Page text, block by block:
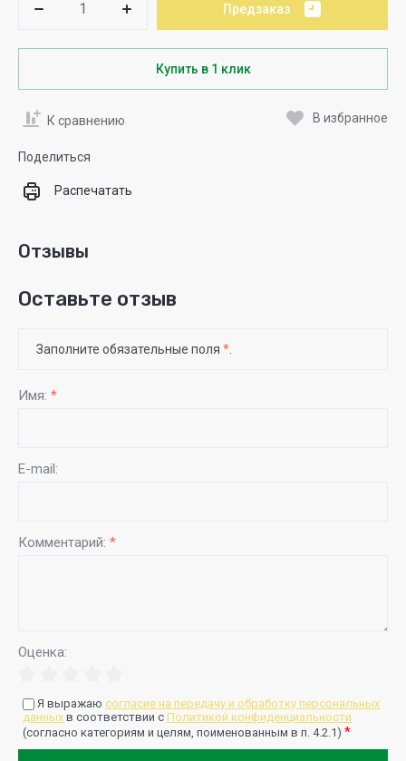
Предзаказ
Купить в 1 клик
К сравнению В избранное
Поделиться
Распечатать
Отзывы
Оставьте отзыв
Заполните обязательные поля *
Имя: *
E-mail:
Комментарий: *
Оценка:
Я выражаю согласие на передачу и обработку персональных
данных в соответствии с Политикой конфиденциальности
(согласно категориям и целям, поименованным в п. 4.2.1) *